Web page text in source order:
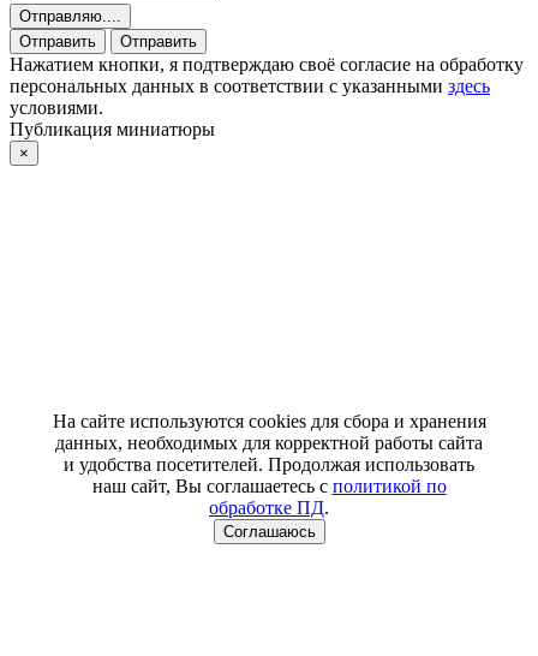
Отправляю....
Отправить
Отправить
Нажатием кнопки, я подтверждаю своё согласие на обработку
персональных данных в соответствии с указанными здесь
условиями.
Публикация миниатюры
×
На сайте используются cookies для сбора и хранения
данных, необходимых для корректной работы сайта
и удобства посетителей. Продолжая использовать
наш сайт, Вы соглашаетесь с политикой по
обработке ПД.
Соглашаюсь